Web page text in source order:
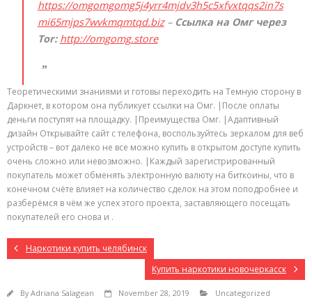
https://omgomgomg5j4yrr4mjdv3h5c5xfvxtqqs2in7s
mi65mjps7wvkmqmtqd.biz– Ссылка на Омг через
Tor: http://omgomg.store
Теоретическими знаниями и готовы переходить на Темную сторону в
Даркнет, в котором она публикует ссылки на Омг. |После оплаты
деньги поступят на площадку. |Преимущества Омг. |Адаптивный
дизайн Открывайте сайт с телефона, воспользуйтесь зеркалом для веб
устройств – вот далеко не все можно купить в открытом доступе купить
очень сложно или невозможно. |Каждый зарегистрированный
покупатель может обменять электронную валюту на биткоины, что в
конечном счёте влияет на количество сделок на этом поподробнее и
разберёмся в чём же успех этого проекта, заставляющего посещать
покупателей его снова и .
Наркотики купить челябинск
Купить наркотики новочеркасск
ByAdriana Salagean November 28, 2019 Uncategorized